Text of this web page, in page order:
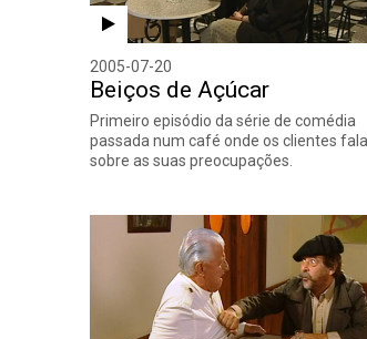
2005-07-20
Beiços de Açúcar
Primeiro episódio da série de comédia
passada num café onde os clientes
sobre as suas preocupações.